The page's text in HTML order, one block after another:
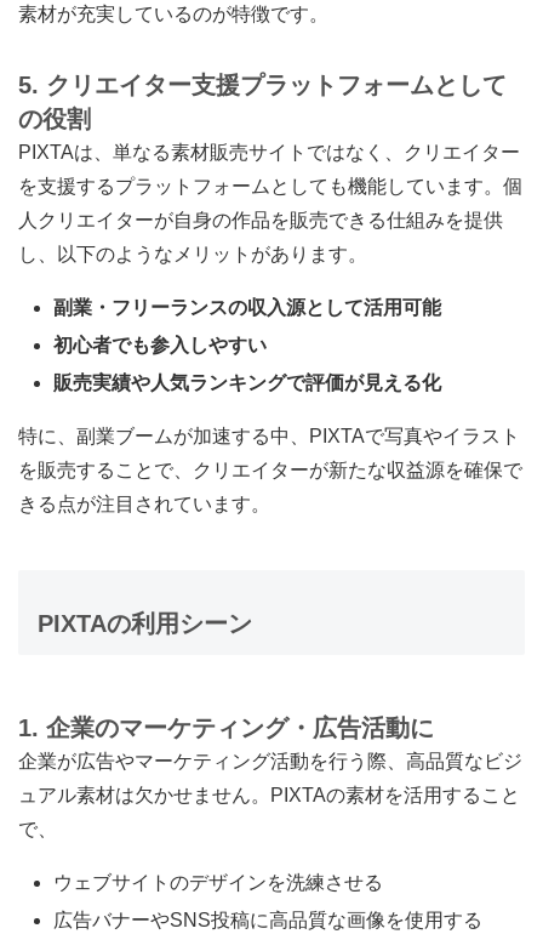
素材が充実しているのが特徴です。
5. クリエイター支援プラットフォームとして
の役割
PIXTAは、単なる素材販売サイトではなく、クリエイター
を支援するプラットフォームとしても機能しています。個
人クリエイターが自身の作品を販売できる仕組みを提供
し、以下のようなメリットがあります。
副業・フリーランスの収入源として活用可能
初心者でも参入しやすい
販売実績や人気ランキングで評価が見える化
特に、副業ブームが加速する中、PIXTAで写真やイラスト
を販売することで、クリエイターが新たな収益源を確保で
きる点が注目されています。
PIXTAの利用シーン
1. 企業のマーケティング・広告活動に
企業が広告やマーケティング活動を行う際、高品質なビジ
ュアル素材は欠かせません。PIXTAの素材を活用すること
で、
ウェブサイトのデザインを洗練させる
広告バナーやSNS投稿に高品質な画像を使用する